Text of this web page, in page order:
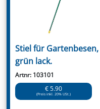
Stiel für Gartenbesen,
grün lack.
Artnr: 103101
€ 5.90
(Preis inkl. 20% USt.)